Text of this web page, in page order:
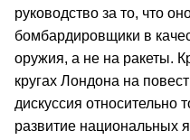
руководство за то, что
бомбардировщики в
оружия, а не на ракеты.
кругах Лондона на
дискуссия относительно
развитие национальных